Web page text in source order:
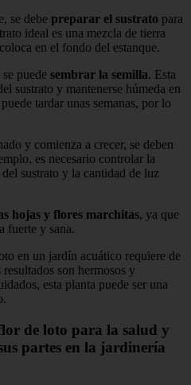
se debe preparar el sustrato para
ideal es una mezcla de tierra
en el fondo del estanque.
puede sembrar la semilla. Esta
sustrato y mantenerse húmeda en
tardar unas semanas, por lo
y comienza a crecer, se deben
es necesario controlar la
sustrato y la cantidad de luz
hojas y flores marchitas, ya que
fuerte y sana.
en un jardín acuático requiere de
son hermosos y
esta planta puede ser una
de loto para la salud y
partes en la jardinería